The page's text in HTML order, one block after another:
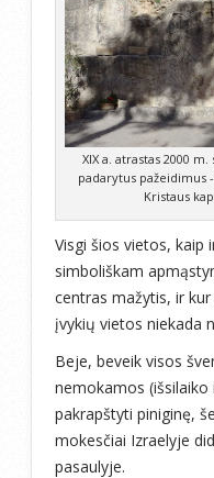
XIX a. atrastas 2000
padarytus pažeidimus
Kristaus
Visgi šios vietos, kaip
simboliškam
centras mažytis, ir
įvykių vietos niekada
Beje, beveik visos
nemokamos (išsilaiko
pakrapštyti piniginę,
mokesčiai Izraelyje
pasaulyje.